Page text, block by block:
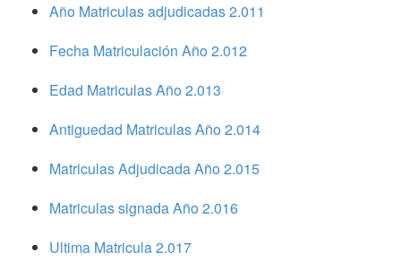
Año Matriculas adjudicadas 2.011
Fecha Matriculación Año 2.012
Edad Matriculas Año 2.013
Antiguedad Matriculas Año 2.014
Matriculas Adjudicada Año 2.015
Matriculas signada Año 2.016
Ultima Matricula 2.017